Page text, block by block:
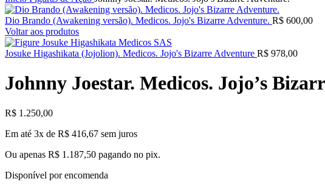
Dio Brando (Awakening versão). Medicos. Jojo's Bizarre Adventure. R$ 600,00
Voltar aos produtos
Josuke Higashikata (Jojolion). Medicos. Jojo's Bizarre Adventure R$ 978,00
Johnny Joestar. Medicos. Jojo’s
R$ 1.250,00
Em até 3x de R$ 416,67 sem juros
Ou apenas R$ 1.187,50 pagando no pix.
Disponível por encomenda